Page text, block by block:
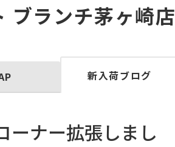
ブランチ茅ヶ崎店
新入荷ブログ
ナー拡張しまし